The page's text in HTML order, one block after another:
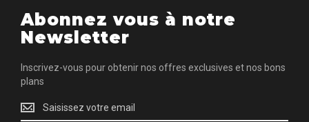
Abonnez vous à notre
Newsletter
Inscrivez-vous pour obtenir nos offres exclusives et nos bons
plans
Inscrivez-
vous